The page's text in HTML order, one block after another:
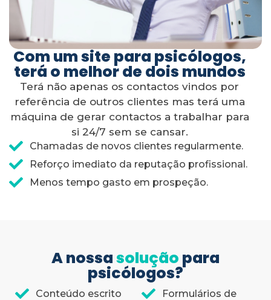
Com um site para psicólogos,
terá o melhor de dois mundos
Terá não apenas os contactos vindos por
referência de outros clientes mas terá uma
máquina de gerar contactos a trabalhar para
si 24/7 sem se cansar.
Chamadas de novos clientes regularmente.
Reforço imediato da reputação profissional.
Menos tempo gasto em prospeção.
A nossasolução para
psicólogos?
Conteúdo escrito
Formulários de